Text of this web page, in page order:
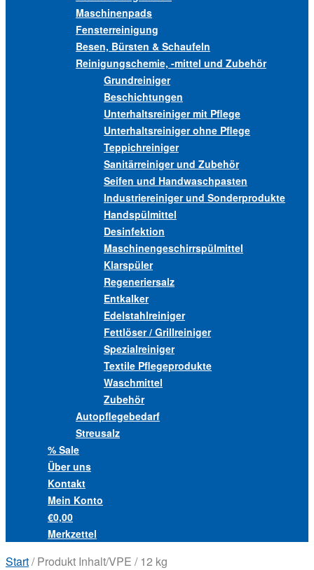
Maschinenpads
Fensterreinigung
Besen, Bürsten & Schaufeln
Reinigungschemie, -mittel und Zubehör
Grundreiniger
Beschichtungen
Unterhaltsreiniger mit Pflege
Unterhaltsreiniger ohne Pflege
Teppichreiniger
Sanitärreiniger und Zubehör
Seifen und Handwaschpasten
Industriereiniger und Sonderprodukte
Handspülmittel
Desinfektion
Maschinengeschirrspülmittel
Klarspüler
Regeneriersalz
Entkalker
Edelstahlreiniger
Fettlöser / Grillreiniger
Spezialreiniger
Textile Pflegeprodukte
Waschmittel
Zubehör
Autopflegebedarf
Streusalz
% Sale
Über uns
Kontakt
Mein Konto
€0,00
Merkzettel
Start/ Produkt Inhalt/VPE / 12 kg